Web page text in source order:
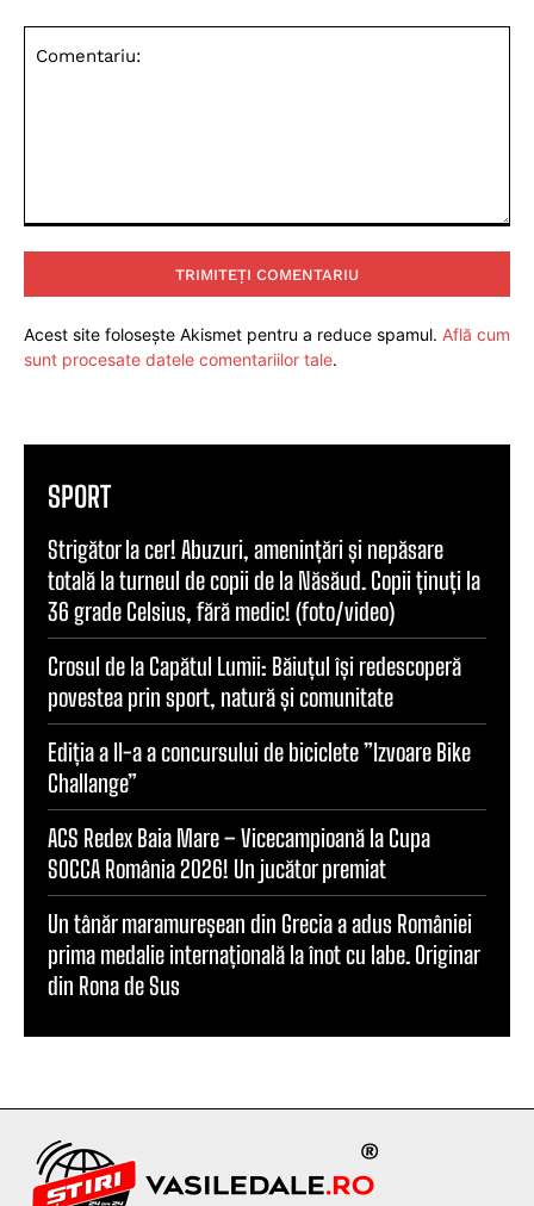
Acest site folosește Akismet pentru a reduce spamul. Află cum
sunt procesate datele comentariilor tale.
SPORT
Strigător la cer! Abuzuri, amenințări și nepăsare
totală la turneul de copii de la Năsăud. Copii ținuți la
36 grade Celsius, fără medic! (foto/video)
Crosul de la Capătul Lumii: Băiuțul își redescoperă
povestea prin sport, natură și comunitate
Ediția a II-a a concursului de biciclete ”Izvoare Bike
Challange”
ACS Redex Baia Mare – Vicecampioană la Cupa
SOCCA România 2026! Un jucător premiat
Un tânăr maramureșean din Grecia a adus României
prima medalie internațională la înot cu labe. Originar
din Rona de Sus